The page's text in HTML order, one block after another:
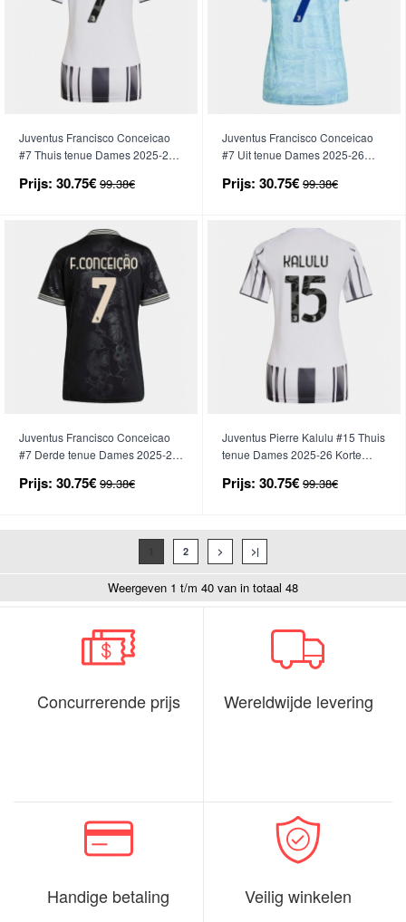
Juventus Francisco Conceicao
#7 Thuis tenue Dames 2025-26
Prijs: 30.75€ 99.38€
Juventus Francisco Conceicao
#7 Uit tenue Dames 2025-26
Prijs: 30.75€ 99.38€
Juventus Francisco Conceicao
#7 Derde tenue Dames 2025-26
Prijs: 30.75€ 99.38€
Juventus Pierre Kalulu #15 Thuis
tenue Dames 2025-26 Korte
Prijs: 30.75€ 99.38€
2 > >|
Weergeven 1 t/m 40 van in totaal 48
Concurrerende prijs Wereldwijde levering
Handige betaling Veilig winkelen